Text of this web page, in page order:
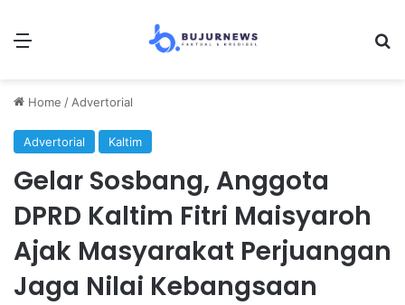
Menu
Home / Advertorial
Advertorial Kaltim
Gelar Sosbang, Anggota
DPRD Kaltim Fitri Maisyaroh
Ajak Masyarakat Perjuangan
Jaga Nilai Kebangsaan